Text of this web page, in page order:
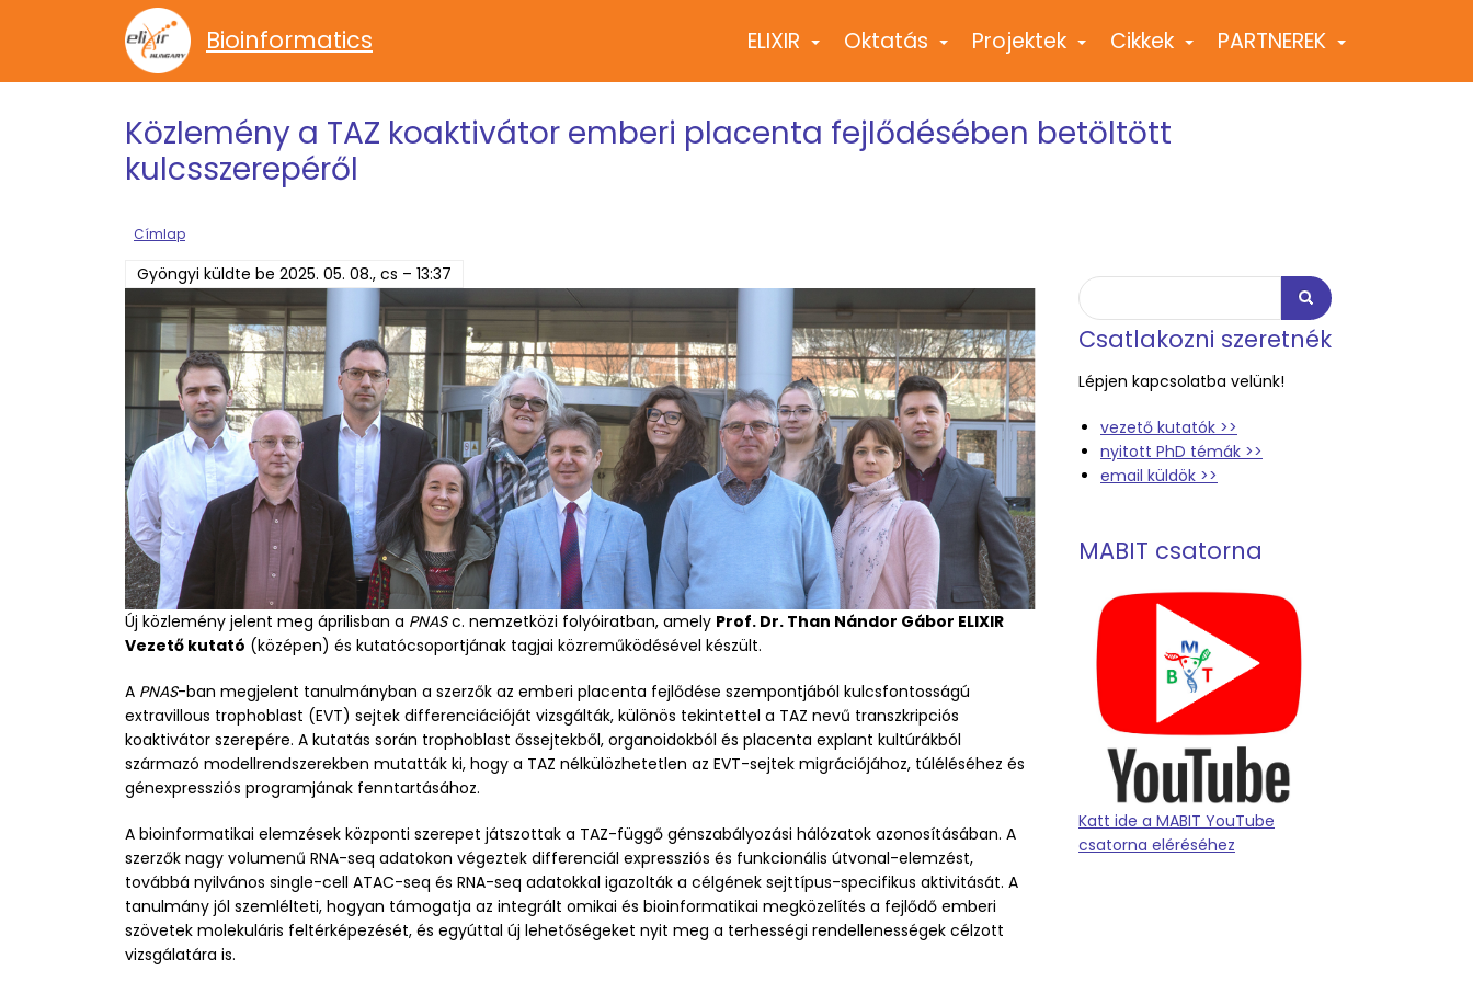
Ugrás a tartalomra
Bioinformatics +
ELIXIR +
Oktatás +
Projektek +
Cikkek +
PARTNEREK
Közlemény a TAZ koaktivátor emberi placenta fejlődésében betöltött
kulcsszerepéről
Címlap
Gyöngyi küldte be 2025. 05. 08., cs – 13:37
Új közlemény jelent meg áprilisban a PNASc. nemzetközi folyóiratban, amely Prof. Dr. Than Nándor Gábor ELIXIR
Vezető kutató (középen) és kutatócsoportjának tagjai közreműködésével készült.
A PNAS-ban megjelent tanulmányban a szerzők az emberi placenta fejlődése szempontjából kulcsfontosságú
extravillous trophoblast (EVT) sejtek differenciációját vizsgálták, különös tekintettel a TAZ nevű transzkripciós
koaktivátor szerepére. A kutatás során trophoblast őssejtekből, organoidokból és placenta explant kultúrákból
származó modellrendszerekben mutatták ki, hogy a TAZ nélkülözhetetlen az EVT-sejtek migrációjához, túléléséhez és
génexpressziós programjának fenntartásához.
A bioinformatikai elemzések központi szerepet játszottak a TAZ-függő génszabályozási hálózatok azonosításában. A
szerzők nagy volumenű RNA-seq adatokon végeztek differenciál expressziós és funkcionális útvonal-elemzést,
továbbá nyilvános single-cell ATAC-seq és RNA-seq adatokkal igazolták a célgének sejttípus-specifikus aktivitását. A
tanulmány jól szemlélteti, hogyan támogatja az integrált omikai és bioinformatikai megközelítés a fejlődő emberi
szövetek molekuláris feltérképezését, és egyúttal új lehetőségeket nyit meg a terhességi rendellenességek célzott
vizsgálatára is.
Keresés
Keresés
Csatlakozni szeretnék
Lépjen kapcsolatba velünk!
vezető kutatók >>
nyitott PhD témák >>
email küldök >>
MABIT csatorna
Katt ide a MABIT YouTube
csatorna eléréséhez